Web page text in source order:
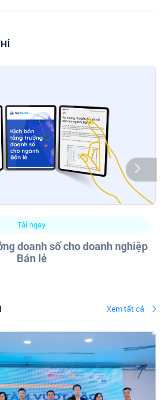
Tải ngay
doanh số cho doanh nghiệp
Bán lẻ
Xem tất cả